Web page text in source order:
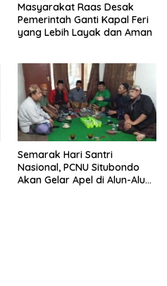
Masyarakat Raas Desak
Pemerintah Ganti Kapal Feri
yang Lebih Layak dan Aman
Semarak Hari Santri
Nasional, PCNU Situbondo
Akan Gelar Apel di Alun-Alun